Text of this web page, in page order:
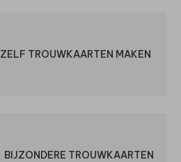
ZELF TROUWKAARTEN MAKEN
BIJZONDERE TROUWKAARTEN